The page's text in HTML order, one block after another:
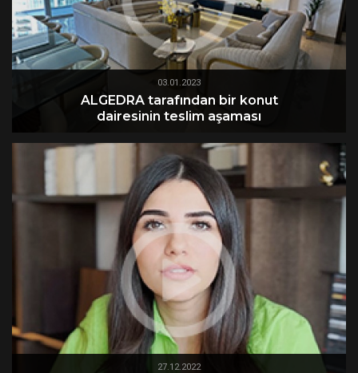
03.01.2023
ALGEDRA tarafından bir konut
dairesinin teslim aşaması
27.12.2022